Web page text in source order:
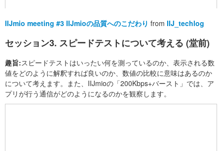
IIJmio meeting #3 IIJmioの品質へのこだわり from IIJ_techlog
セッション3. スピードテストについて考える (堂前)
趣旨:スピードテストはいったい何を測っているのか、表示される数
値をどのように解釈すれば良いのか、数値の比較に意味はあるのか
について考えます。また、IIJmioの「200Kbps+バースト」では、ア
プリが行う通信がどのようになるのかを観察します。